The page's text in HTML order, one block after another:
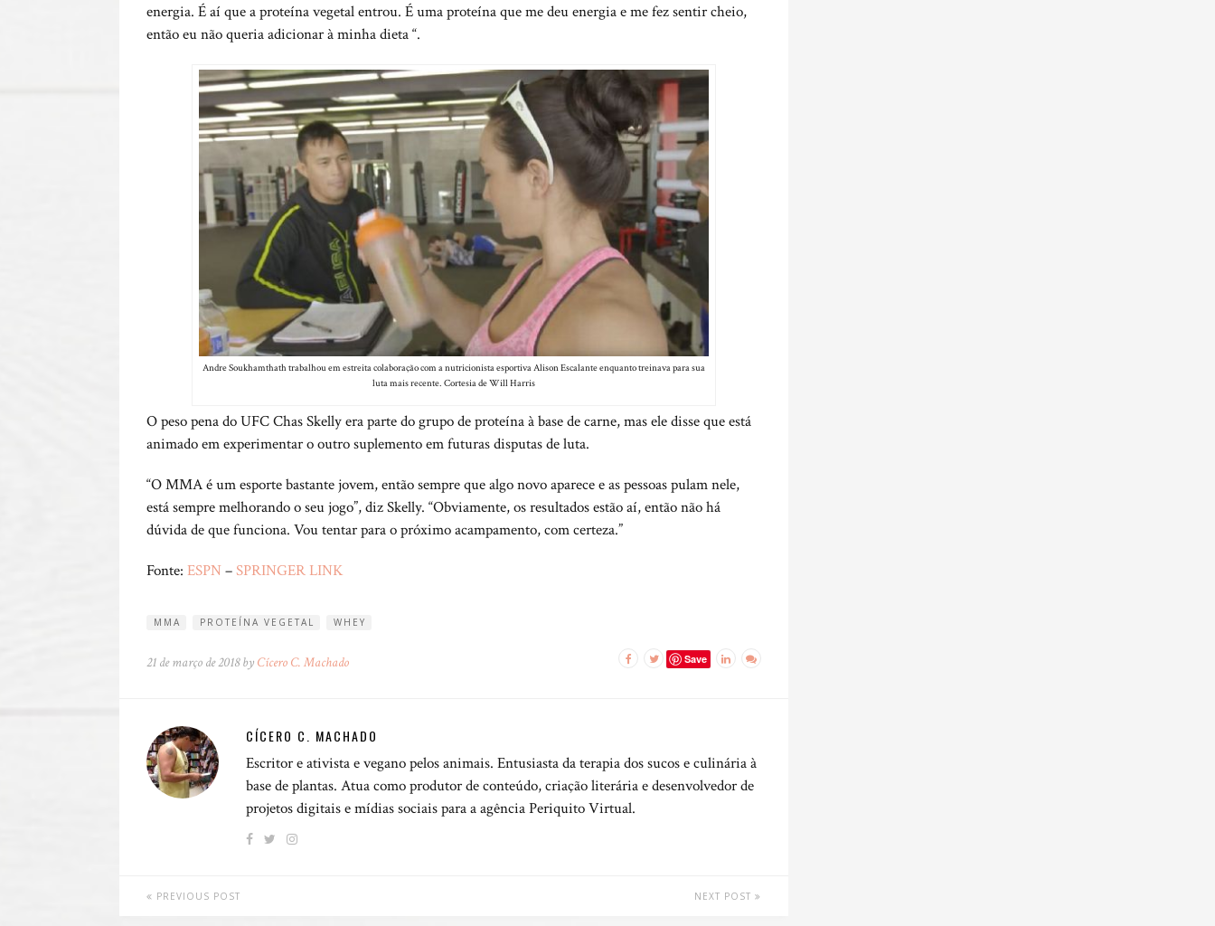
energia. É aí que a proteína vegetal entrou. É uma proteína que me deu energia e me fez sentir cheio,
então eu não queria adicionar à minha dieta “.
Andre Soukhamthath trabalhou em estreita colaboração com a nutricionista esportiva Alison Escalante enquanto treinava para sua
luta mais recente. Cortesia de Will Harris
O peso pena do UFC Chas Skelly era parte do grupo de proteína à base de carne, mas ele disse que está
animado em experimentar o outro suplemento em futuras disputas de luta.
“O MMA é um esporte bastante jovem, então sempre que algo novo aparece e as pessoas pulam nele,
está sempre melhorando o seu jogo”, diz Skelly. “Obviamente, os resultados estão aí, então não há
dúvida de que funciona. Vou tentar para o próximo acampamento, com certeza.”
Fonte: ESPN–SPRINGER LINK
MMA PROTEÍNA VEGETAL WHEY
21 de março de 2018 by Cícero C. Machado Save
CÍCERO C. MACHADO
Escritor e ativista e vegano pelos animais. Entusiasta da terapia dos sucos e culinária à
base de plantas. Atua como produtor de conteúdo, criação literária e desenvolvedor de
projetos digitais e mídias sociais para a agência Periquito Virtual.
PREVIOUS POST NEXT POST